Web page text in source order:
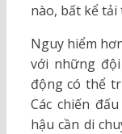
nào, bất kể
Nguy hiểm
với những
động có thể
Các chiến
hậu cần di